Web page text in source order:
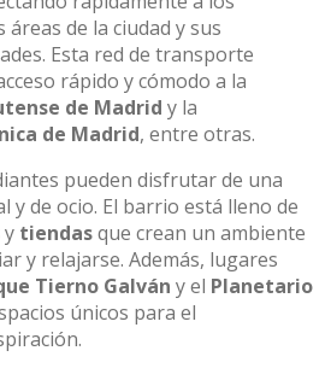
de la ciudad y sus
Esta red de transporte
rápido y cómodo a la
de Madrid y la
de Madrid, entre otras.
pueden disfrutar de una
y de ocio. El barrio está lleno de
y tiendasque crean un ambiente
y relajarse. Además, lugares
Tierno Galván y el Planetario
únicos para el